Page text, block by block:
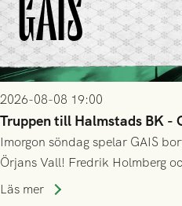
2026-08-08 19:00
Truppen till Halmstads BK -
Imorgon söndag spelar GAIS
Örjans Vall! Fredrik Holmberg
följande trupp till matchen:
Läs mer